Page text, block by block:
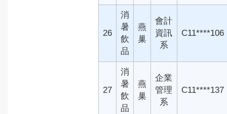
26
消
暑
飲
品
燕
巢
會計
資訊
系
C11****106
27
消
暑
飲
品
燕
巢
企業
管理
系
C11****137